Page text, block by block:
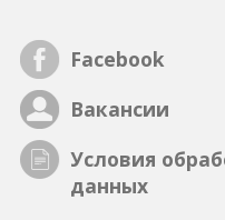
Facebook
Вакансии
Условия
данных